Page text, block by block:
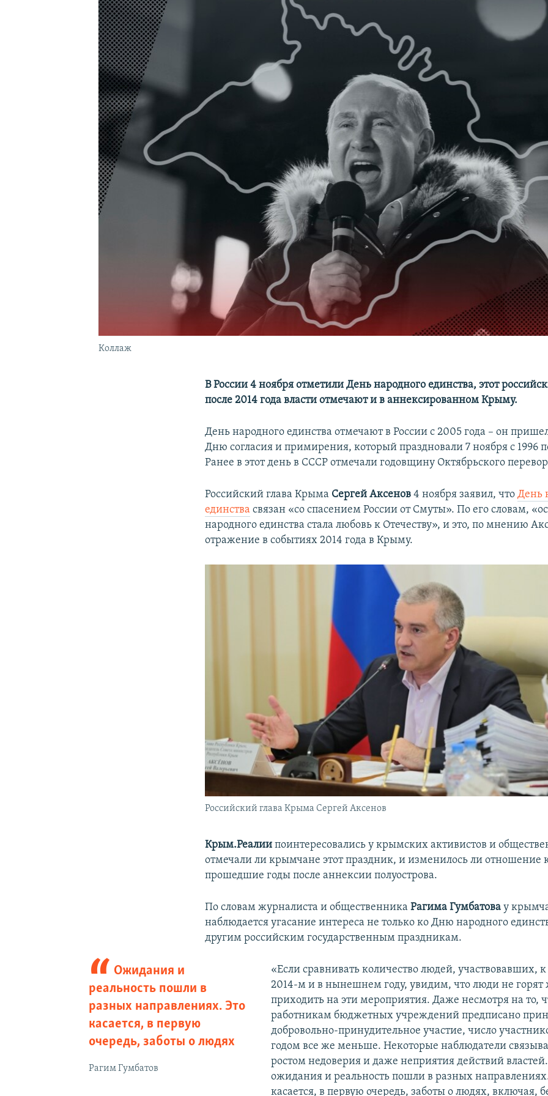
КРЫМ.НЕПОКОРЕННЫЙ
УКРАИНСКАЯ ПРОБЛЕМА КРЫМА
Коллаж
В России 4 ноября отметили День народного единства, этот
после 2014 года власти отмечают и в аннексированном Крыму.
День народного единства отмечают в России с 2005 года – он
Дню согласия и примирения, который праздновали 7 ноября с 1996
Ранее в этот день в СССР отмечали годовщину Октябрьского
Российский глава Крыма Сергей Аксенов4 ноября заявил, чтоДень
единства связан «со спасением России от Смуты». По его словам,
народного единства стала любовь к Отечеству», и это, по мнению
отражение в событиях 2014 года в Крыму.
Российский глава Крыма Сергей Аксенов
Крым.Реалии поинтересовались у крымских активистов и
отмечали ли крымчане этот праздник, и изменилось ли отношение
прошедшие годы после аннексии полуострова.
По словам журналиста и общественникаРагима Гумбатова у
наблюдается угасание интереса не только ко Дню народного
другим российским государственным праздникам.
Ожидания и
реальность пошли в
разных направлениях. Это
касается, в первую
очередь, заботы о людях
Рагим Гумбатов
«Если сравнивать количество людей, участвовавших,
2014-м и в нынешнем году, увидим, что люди не
приходить на эти мероприятия. Даже несмотря на то,
работникам бюджетных учреждений предписано
добровольно-принудительное участие, число
годом все же меньше. Некоторые наблюдатели
ростом недоверия и даже неприятия действий
ожидания и реальность пошли в разных
касается, в первую очередь, заботы о людях, включая,